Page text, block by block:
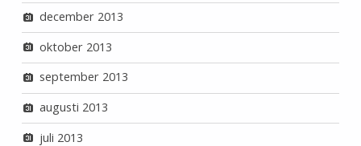
december 2013
oktober 2013
september 2013
augusti 2013
juli 2013